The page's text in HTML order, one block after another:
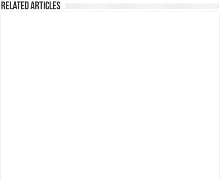
Related Articles